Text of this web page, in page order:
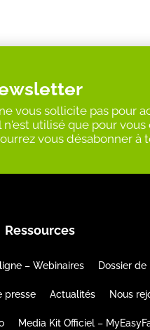
vous sollicite pas pour
utilisé que pour vous
vous désabonner à
Ressources
– Webinaires Dossier de
presse Actualités Nous
Media Kit Officiel –